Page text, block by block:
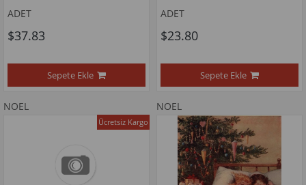
ADET
$37.83
Sepete Ekle
ADET
$23.80
Sepete Ekle
NOEL
Ücretsiz Kargo
NOEL